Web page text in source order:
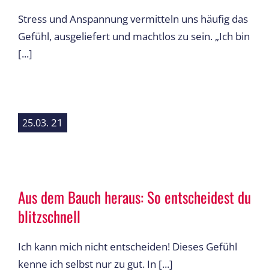
Stress und Anspannung vermitteln uns häufig das
Gefühl, ausgeliefert und machtlos zu sein. „Ich bin
[...]
25.03. 21
Aus dem Bauch heraus: So entscheidest du
blitzschnell
Ich kann mich nicht entscheiden! Dieses Gefühl
kenne ich selbst nur zu gut. In [...]